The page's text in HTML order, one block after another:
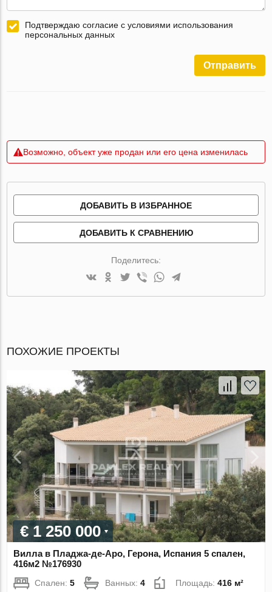
Подтверждаю согласие с условиями использования
персональных данных
Отправить
Возможно, объект уже продан или его цена изменилась
ДОБАВИТЬ В ИЗБРАННОЕ
ДОБАВИТЬ К СРАВНЕНИЮ
Поделитесь:
ПОХОЖИЕ ПРОЕКТЫ
€ 1 250 000
Вилла в Пладжа-де-Аро, Герона, Испания 5 спален,
416м2 №176930
Спален:5 Ванных:4 Площадь:416 м²